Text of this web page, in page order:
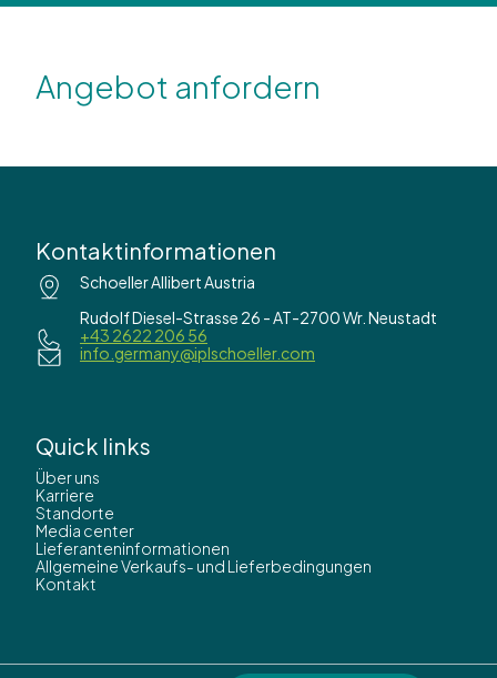
Angebot anfordern
Kontaktinformationen
Schoeller Allibert Austria
Rudolf Diesel-Strasse 26 - AT-2700 Wr. Neustadt
+43 2622 206 56
info.germany@iplschoeller.com
Quick links
Über uns
Karriere
Standorte
Media center
Lieferanteninformationen
Allgemeine Verkaufs- und Lieferbedingungen
Kontakt